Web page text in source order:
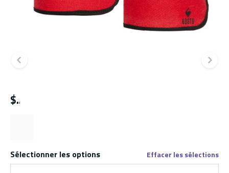
Diapositive précédente
$
Sélectionner les options Effacer les sélections